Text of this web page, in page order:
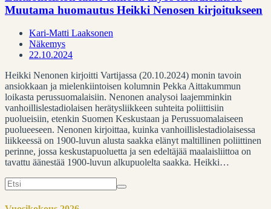
Muutama huomautus Heikki Nenosen kirjoitukseen
Kari-Matti Laaksonen
Näkemys
22.10.2024
Heikki Nenonen kirjoitti Vartijassa (20.10.2024) monin tavoin
ansiokkaan ja mielenkiintoisen kolumnin Pekka Aittakummun
loikasta perussuomalaisiin. Nenonen analysoi laajemminkin
vanhoillislestadiolaisen herätysliikkeen suhteita poliittisiin
puolueisiin, etenkin Suomen Keskustaan ja Perussuomalaiseen
puolueeseen. Nenonen kirjoittaa, kuinka vanhoillislestadiolaisessa
liikkeessä on 1900-luvun alusta saakka elänyt maltillinen poliittinen
perinne, jossa keskustapuoluetta ja sen edeltäjää maalaisliittoa on
tavattu äänestää 1900-luvun alkupuolelta saakka. Heikki…
Search
for: